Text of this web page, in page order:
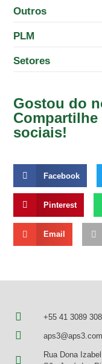
Outros
PLM
Setores
Gostou do
Compartilhe
sociais!
Facebook
Pinterest
Email
+55 41 3089
Rua Dona